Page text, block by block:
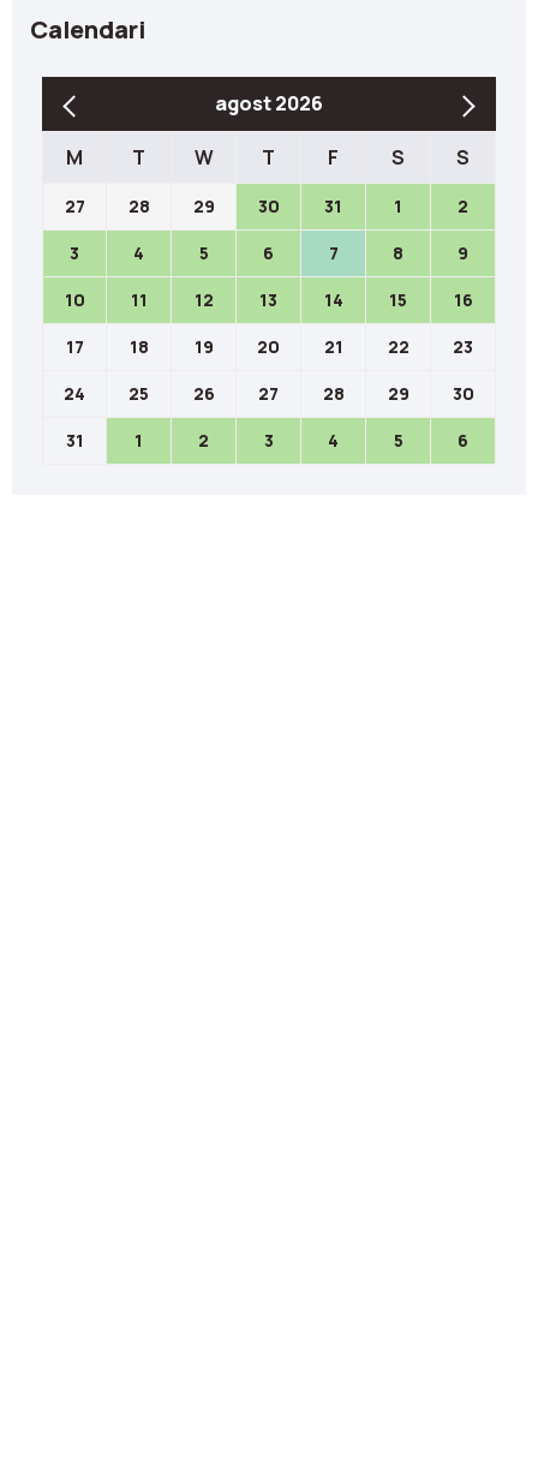
Calendari
agost 2026
M T W T F S S
27 28 29 30 31 1 2
3 4 5 6 7 8 9
10 11 12 13 14 15 16
17 18 19 20 21 22 23
24 25 26 27 28 29 30
31 1 2 3 4 5 6